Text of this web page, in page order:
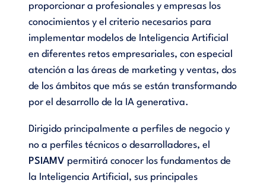
proporcionar a profesionales y empresas los
conocimientos y el criterio necesarios para
implementar modelos de Inteligencia Artificial
en diferentes retos empresariales, con especial
atención a las áreas de marketing y ventas, dos
de los ámbitos que más se están transformando
por el desarrollo de la IA generativa.
Dirigido principalmente a perfiles de negocio y
no a perfiles técnicos o desarrolladores, el
PSIAMV permitirá conocer los fundamentos de
la Inteligencia Artificial, sus principales